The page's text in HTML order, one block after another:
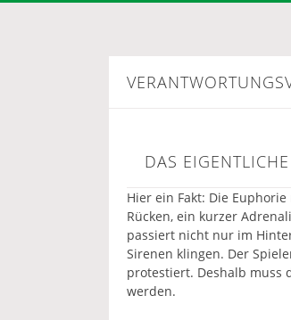
DAS
Hier ein Fakt: Die
Rücken, ein kurzer
passiert nicht nur im
Sirenen klingen. Der
protestiert. Deshalb muss
werden.